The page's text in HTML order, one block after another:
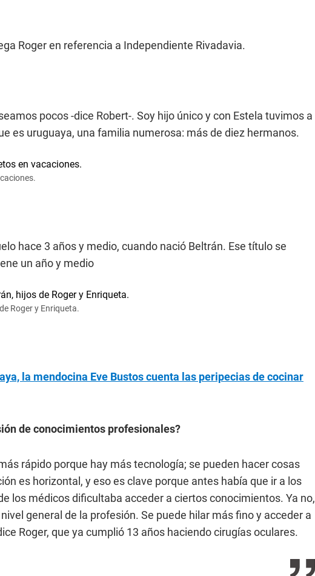
Roger en referencia a Independiente Rivadavia.
pocos -dice Robert-. Soy hijo único y con Estela tuvimos a
es uruguaya, una familia numerosa: más de diez hermanos.
hace 3 años y medio, cuando nació Beltrán. Ese título se
un año y medio
Roger y Enriqueta.
la mendocina Eve Bustos cuenta las peripecias de cocinar
de conocimientos profesionales?
rápido porque hay más tecnología; se pueden hacer cosas
es horizontal, y eso es clave porque antes había que ir a los
los médicos dificultaba acceder a ciertos conocimientos. Ya no,
general de la profesión. Se puede hilar más fino y acceder a
Roger, que ya cumplió 13 años haciendo cirugías oculares.